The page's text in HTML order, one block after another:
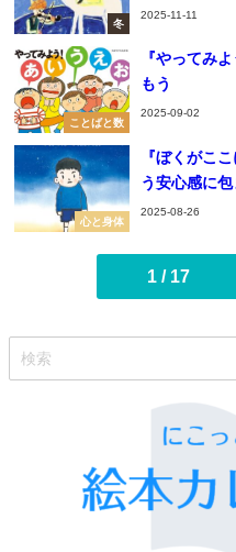
冬
2025-11-11
ことばと数
『やってみ
もう
2025-09-02
心と身体
『ぼくがこ
う安心感に包
2025-08-26
1 / 17